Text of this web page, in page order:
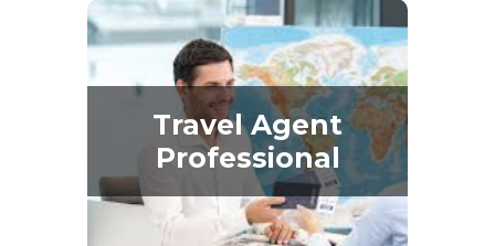
Travel Agent
Professional
Travel Agent
Professional
Percorso formativo Professionale
“Travel Agent”